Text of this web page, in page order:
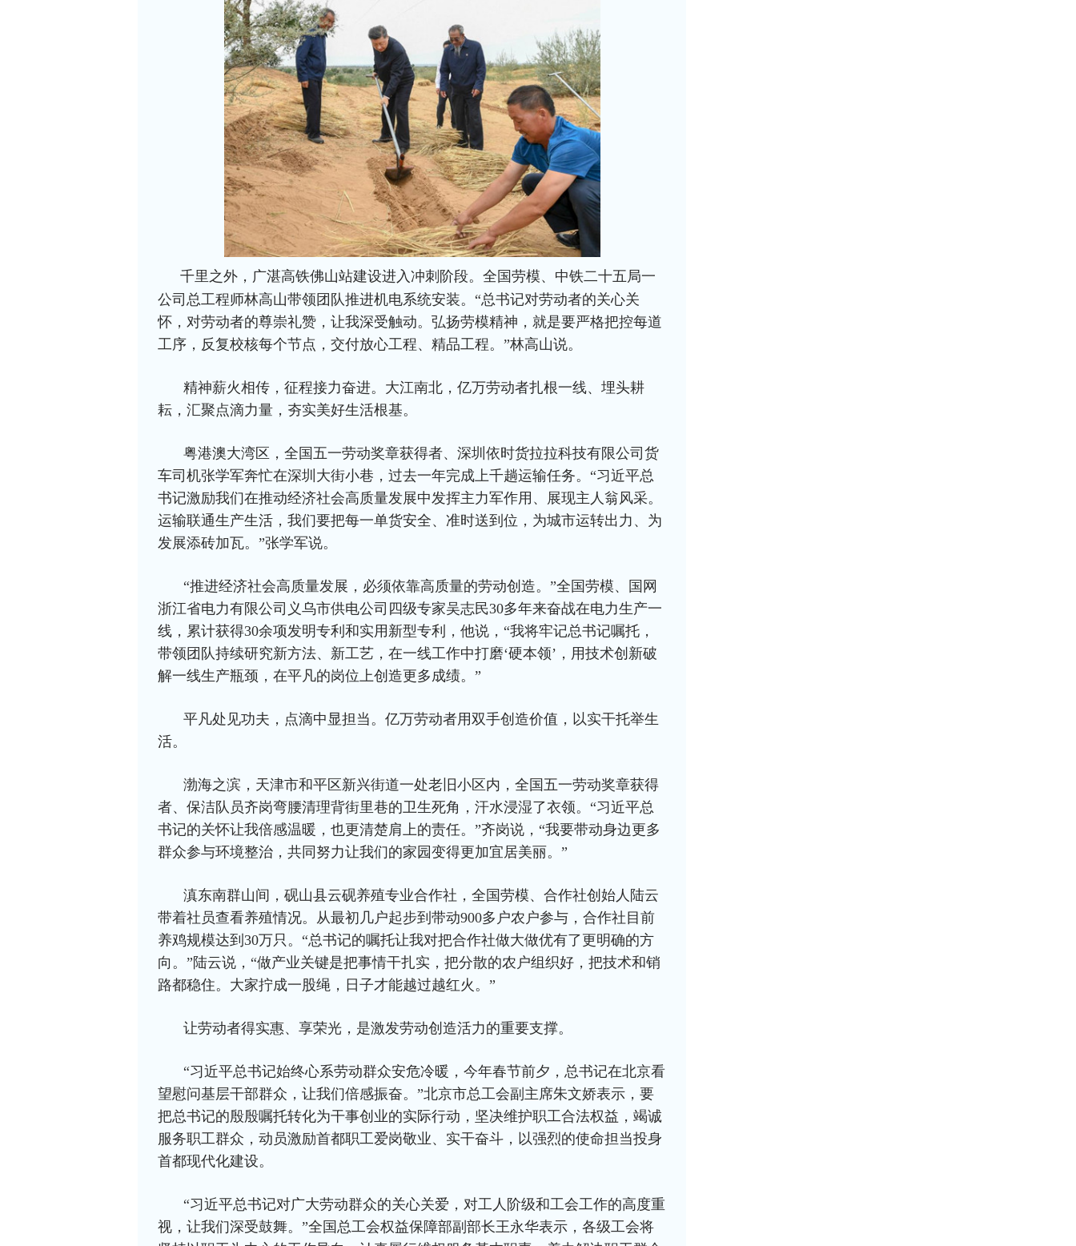
千里之外，广湛高铁佛山站建设进入冲刺阶段。全国劳模、中铁二十五局一
公司总工程师林高山带领团队推进机电系统安装。“总书记对劳动者的关心关
怀，对劳动者的尊崇礼赞，让我深受触动。弘扬劳模精神，就是要严格把控每道
工序，反复校核每个节点，交付放心工程、精品工程。”林高山说。
精神薪火相传，征程接力奋进。大江南北，亿万劳动者扎根一线、埋头耕
耘，汇聚点滴力量，夯实美好生活根基。
粤港澳大湾区，全国五一劳动奖章获得者、深圳依时货拉拉科技有限公司货
车司机张学军奔忙在深圳大街小巷，过去一年完成上千趟运输任务。“习近平总
书记激励我们在推动经济社会高质量发展中发挥主力军作用、展现主人翁风采。
运输联通生产生活，我们要把每一单货安全、准时送到位，为城市运转出力、为
发展添砖加瓦。”张学军说。
“推进经济社会高质量发展，必须依靠高质量的劳动创造。”全国劳模、国网
浙江省电力有限公司义乌市供电公司四级专家吴志民30多年来奋战在电力生产一
线，累计获得30余项发明专利和实用新型专利，他说，“我将牢记总书记嘱托，
带领团队持续研究新方法、新工艺，在一线工作中打磨‘硬本领’，用技术创新破
解一线生产瓶颈，在平凡的岗位上创造更多成绩。”
平凡处见功夫，点滴中显担当。亿万劳动者用双手创造价值，以实干托举生
活。
渤海之滨，天津市和平区新兴街道一处老旧小区内，全国五一劳动奖章获得
者、保洁队员齐岗弯腰清理背街里巷的卫生死角，汗水浸湿了衣领。“习近平总
书记的关怀让我倍感温暖，也更清楚肩上的责任。”齐岗说，“我要带动身边更多
群众参与环境整治，共同努力让我们的家园变得更加宜居美丽。”
滇东南群山间，砚山县云砚养殖专业合作社，全国劳模、合作社创始人陆云
带着社员查看养殖情况。从最初几户起步到带动900多户农户参与，合作社目前
养鸡规模达到30万只。“总书记的嘱托让我对把合作社做大做优有了更明确的方
向。”陆云说，“做产业关键是把事情干扎实，把分散的农户组织好，把技术和销
路都稳住。大家拧成一股绳，日子才能越过越红火。”
让劳动者得实惠、享荣光，是激发劳动创造活力的重要支撑。
“习近平总书记始终心系劳动群众安危冷暖，今年春节前夕，总书记在北京看
望慰问基层干部群众，让我们倍感振奋。”北京市总工会副主席朱文娇表示，要
把总书记的殷殷嘱托转化为干事创业的实际行动，坚决维护职工合法权益，竭诚
服务职工群众，动员激励首都职工爱岗敬业、实干奋斗，以强烈的使命担当投身
首都现代化建设。
“习近平总书记对广大劳动群众的关心关爱，对工人阶级和工会工作的高度重
视，让我们深受鼓舞。”全国总工会权益保障部副部长王永华表示，各级工会将